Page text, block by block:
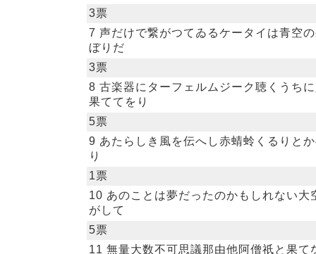
3票
7 声だけで繋がつてゐるケータイは青空
ぼりだ
3票
8 古楽器にターフェルムジーク聴くうち
果ててをり
5票
9 あたらしき風を伝へし赤蜻蛉くるりと
り
1票
10 あのことは夢だったのかもしれない大
がして
5票
11 無量大数不可思議那由他阿僧祇と果て